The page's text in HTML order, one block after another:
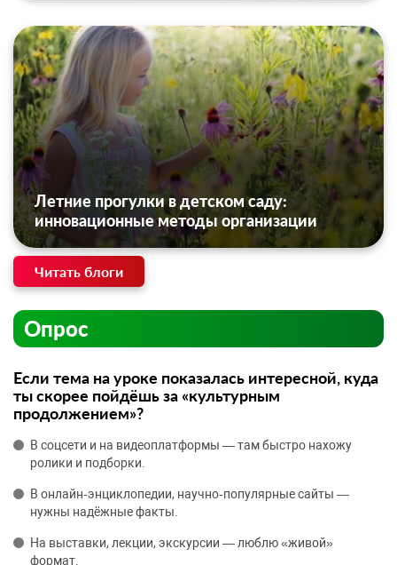
Летние прогулки в детском саду:
инновационные методы организации
Читать блоги
Опрос
Если тема на уроке показалась интересной, куда
ты скорее пойдёшь за «культурным
продолжением»?
В соцсети и на видеоплатформы — там быстро нахожу
ролики и подборки.
В онлайн‑энциклопедии, научно‑популярные сайты —
нужны надёжные факты.
На выставки, лекции, экскурсии — люблю «живой»
формат.